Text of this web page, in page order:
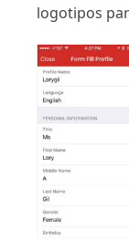
logotipos